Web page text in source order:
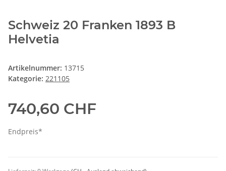
Schweiz 20 Franken 1893 B
Helvetia
Artikelnummer: 13715
Kategorie: 221105
740,60 CHF
Endpreis*